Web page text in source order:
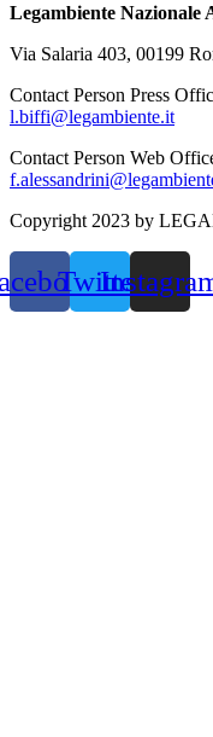
Legambiente
Via Salaria 403, 00199
Contact Person Press
l.biffi@legambiente.it
Contact Person Web
Copyright 2023 by
Twitter